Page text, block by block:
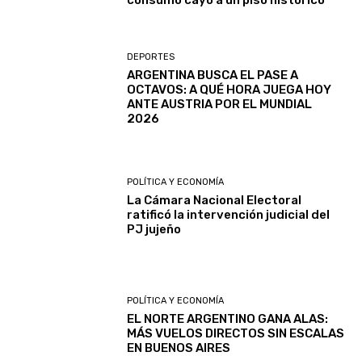
DEPORTES
ARGENTINA BUSCA EL PASE A
OCTAVOS: A QUÉ HORA JUEGA HOY
ANTE AUSTRIA POR EL MUNDIAL
2026
POLÍTICA Y ECONOMÍA
La Cámara Nacional Electoral
ratificó la intervención judicial del
PJ jujeño
POLÍTICA Y ECONOMÍA
EL NORTE ARGENTINO GANA ALAS:
MÁS VUELOS DIRECTOS SIN ESCALAS
EN BUENOS AIRES